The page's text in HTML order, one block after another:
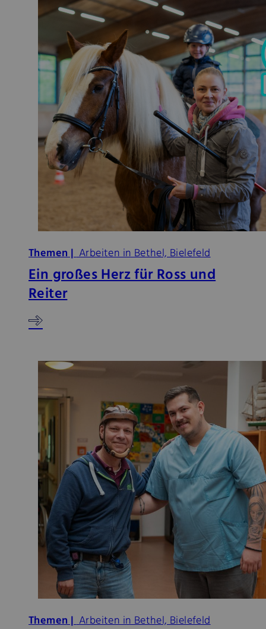
Themen |Arbeiten in Bethel, Bielefeld
Ein großes Herz für Ross und
Reiter
Themen |Arbeiten in Bethel, Bielefeld